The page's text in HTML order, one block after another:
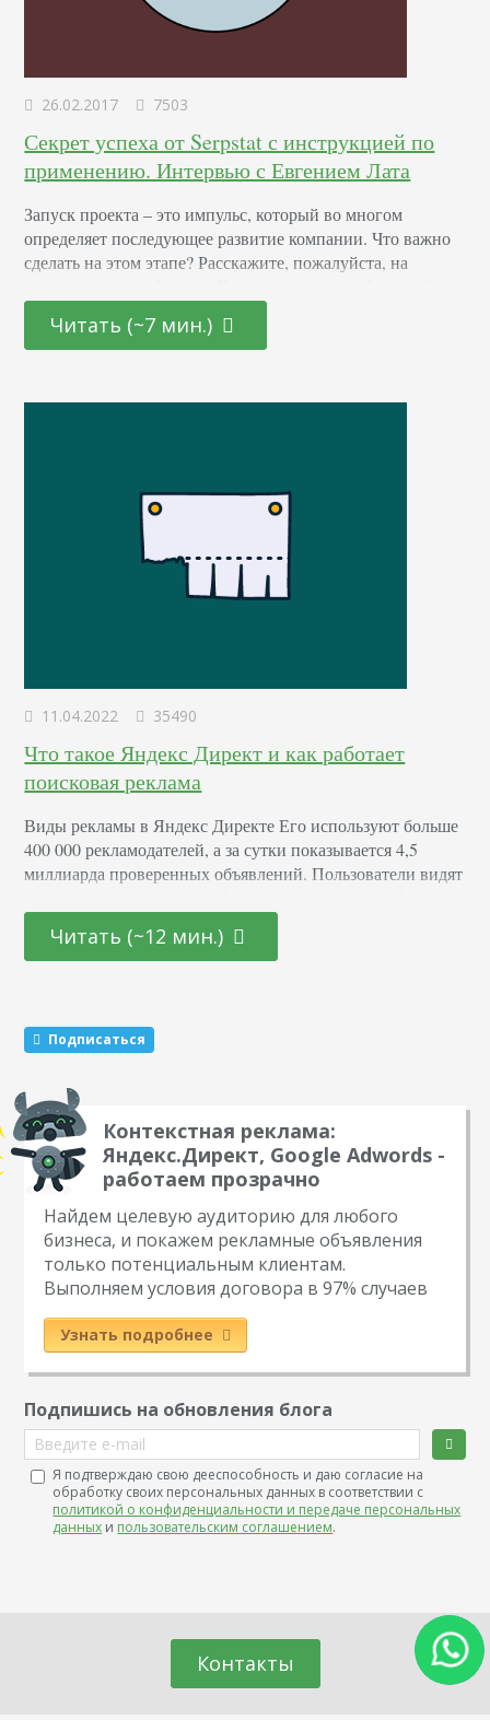
26.02.2017 7503
Секрет успеха от Serpstat с инструкцией по
применению. Интервью с Евгением Лата
Запуск проекта – это импульс, который во многом
определяет последующее развитие компании. Что важно
сделать на этом этапе? Расскажите, пожалуйста, на
импульсом, как бывает в других стартапах. Продукт был
разработан для внутреннего использования Netpeak под
феврале…
Читать (~7 мин.)
11.04.2022 35490
Что такое Яндекс Директ и как работает
поисковая реклама
Виды рекламы в Яндекс Директе Его используют больше
400 000 рекламодателей, а за сутки показывается 4,5
миллиарда проверенных объявлений. Пользователи видят
других устройствах, где есть интернет. Видов несколько,
но все они выполняют одну функцию – рассказывают о
Читать (~12 мин.)
Подписаться
Контекстная реклама:
Яндекс.Директ, Google Adwords -
работаем прозрачно
Найдем целевую аудиторию для любого
бизнеса, и покажем рекламные объявления
только потенциальным клиентам.
Выполняем условия договора в 97% случаев
Узнать подробнее
Подпишись на обновления блога
Введите e-mail
Я подтверждаю свою дееспособность и даю согласие на
обработку своих персональных данных в соответствии с
политикой о конфиденциальности и передаче персональных
данных и пользовательским соглашением.
Контакты